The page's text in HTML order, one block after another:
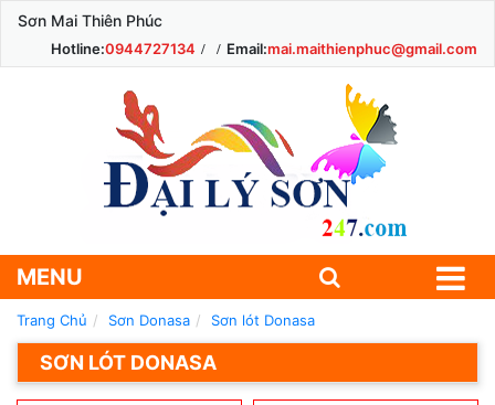
Sơn Mai Thiên Phúc
Hotline:0944727134 Email:mai.maithienphuc@gmail.com
MENU
Trang Chủ Sơn Donasa Sơn lót Donasa
SƠN LÓT DONASA